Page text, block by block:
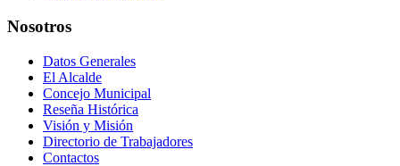
Nosotros
Datos Generales
El Alcalde
Concejo Municipal
Reseña Histórica
Visión y Misión
Directorio de Trabajadores
Contactos